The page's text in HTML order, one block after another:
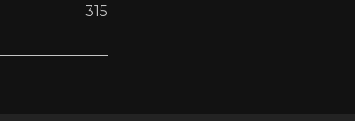
315